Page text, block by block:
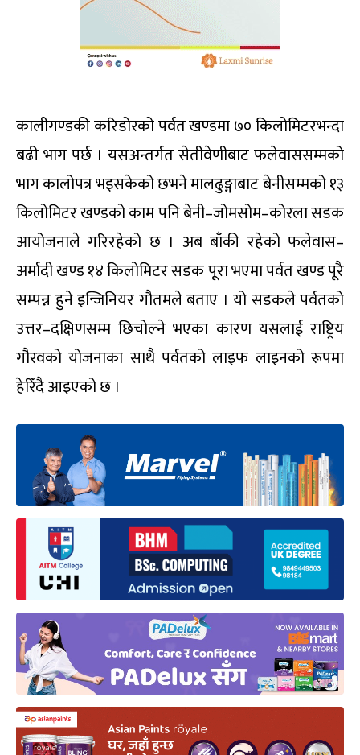
कालीगण्डकी करिडोरको पर्वत खण्डमा ७० किलोमिटरभन्दा
बढी भाग पर्छ । यसअन्तर्गत सेतीवेणीबाट फलेवाससम्मको
भाग कालोपत्र भइसकेको छभने मालढुङ्गाबाट बेनीसम्मको १३
किलोमिटर खण्डको काम पनि बेनी–जोमसोम–कोरला सडक
आयोजनाले गरिरहेको छ । अब बाँकी रहेको फलेवास–
अर्मादी खण्ड १४ किलोमिटर सडक पूरा भएमा पर्वत खण्ड पूरै
सम्पन्न हुने इन्जिनियर गौतमले बताए । यो सडकले पर्वतको
उत्तर–दक्षिणसम्म छिचोल्ने भएका कारण यसलाई राष्ट्रिय
गौरवको योजनाका साथै पर्वतको लाइफ लाइनको रूपमा
हेरिँदै आइएको छ ।